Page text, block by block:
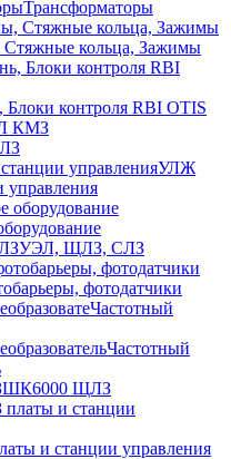
Трансформаторы
кольца, Зажимы
Блоки контроля RBI OTIS
КМЗ
УЛЖ
управления
УЭЛ, ЩЛЗ, СЛЗ
фотодатчики
Частотный
Частотный
ШК6000 ЩЛЗ
и станции управления